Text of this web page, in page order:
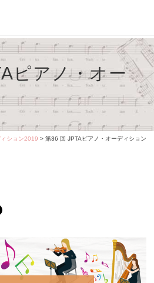
ピアノ・オー
ション2019 > 第36 回 JPTAピアノ・オーディション